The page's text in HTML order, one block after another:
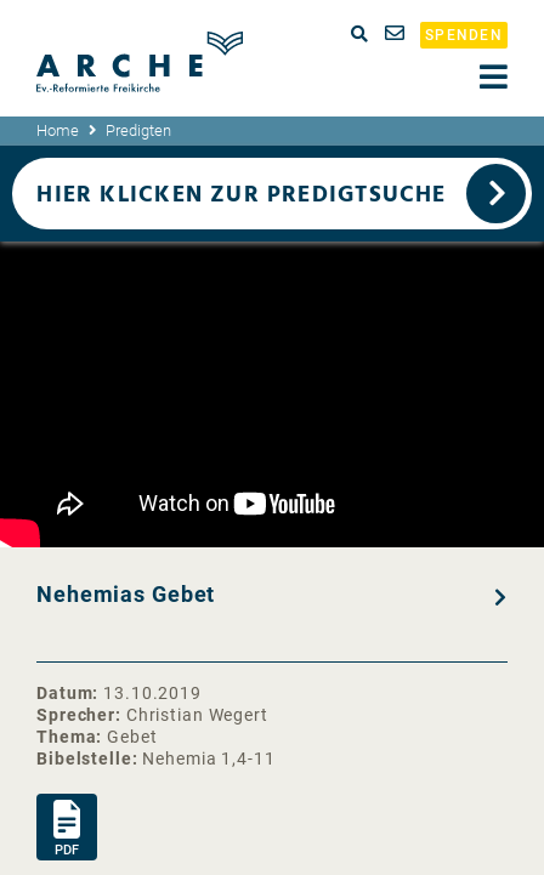
SPENDEN
Home Predigten
Nehemias Gebet
Datum
13.10.2019
Sprecher
Christian Wegert
Thema
Gebet
Bibelstelle
Nehemia 1,4-11
PDF
HIER KLICKEN ZUR PREDIGTSUCHE